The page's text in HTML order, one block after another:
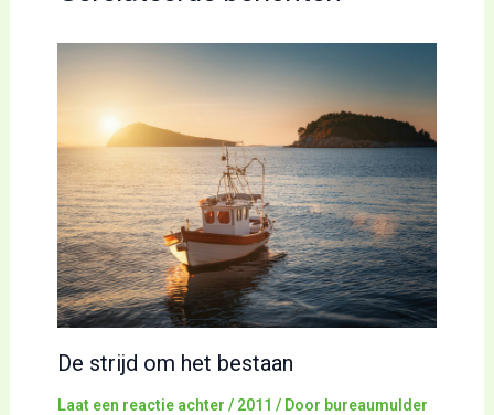
De strijd om het bestaan
Laat een reactie achter / 2011 / Door bureaumulder